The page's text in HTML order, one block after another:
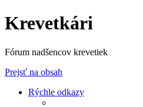
Krevetkári
Fórum nadšencov krevetiek
Prejsť na obsah
Rýchle odkazy